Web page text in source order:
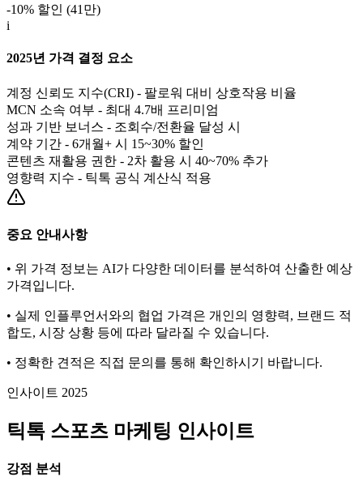
-10% 할인 (41만)
i
2025년 가격 결정 요소
계정 신뢰도 지수(CRI) - 팔로워 대비 상호작용 비율
MCN 소속 여부 - 최대 4.7배 프리미엄
성과 기반 보너스 - 조회수/전환율 달성 시
계약 기간 - 6개월+ 시 15~30% 할인
콘텐츠 재활용 권한 - 2차 활용 시 40~70% 추가
영향력 지수 - 틱톡 공식 계산식 적용
중요 안내사항
• 위 가격 정보는 AI가 다양한 데이터를 분석하여 산출한 예상
가격입니다.
• 실제 인플루언서와의 협업 가격은 개인의 영향력, 브랜드 적
합도, 시장 상황 등에 따라 달라질 수 있습니다.
• 정확한 견적은 직접 문의를 통해 확인하시기 바랍니다.
인사이트 2025
틱톡 스포츠 마케팅 인사이트
강점 분석